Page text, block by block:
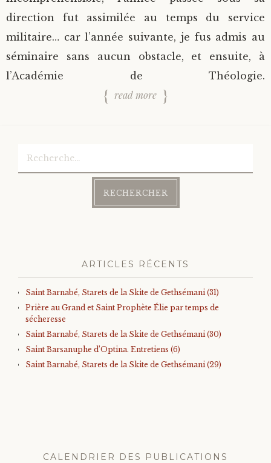
direction fut assimilée au temps du service
militaire… car l’année suivante, je fus admis au
séminaire sans aucun obstacle, et ensuite, à
l’Académie de Théologie.
read more
ARTICLES RÉCENTS
Saint Barnabé, Starets de la Skite de Gethsémani (31)
Prière au Grand et Saint Prophète Élie par temps de
sécheresse
Saint Barnabé, Starets de la Skite de Gethsémani (30)
Saint Barsanuphe d’Optina. Entretiens (6)
Saint Barnabé, Starets de la Skite de Gethsémani (29)
CALENDRIER DES PUBLICATIONS